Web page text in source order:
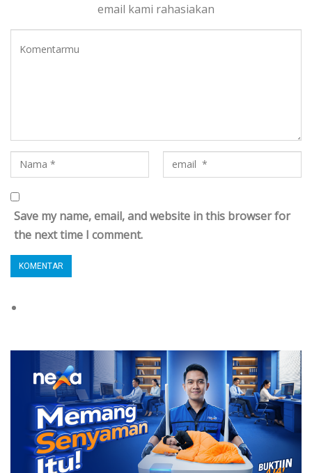
email kami rahasiakan
Save my name, email, and website in this browser for
the next time I comment.